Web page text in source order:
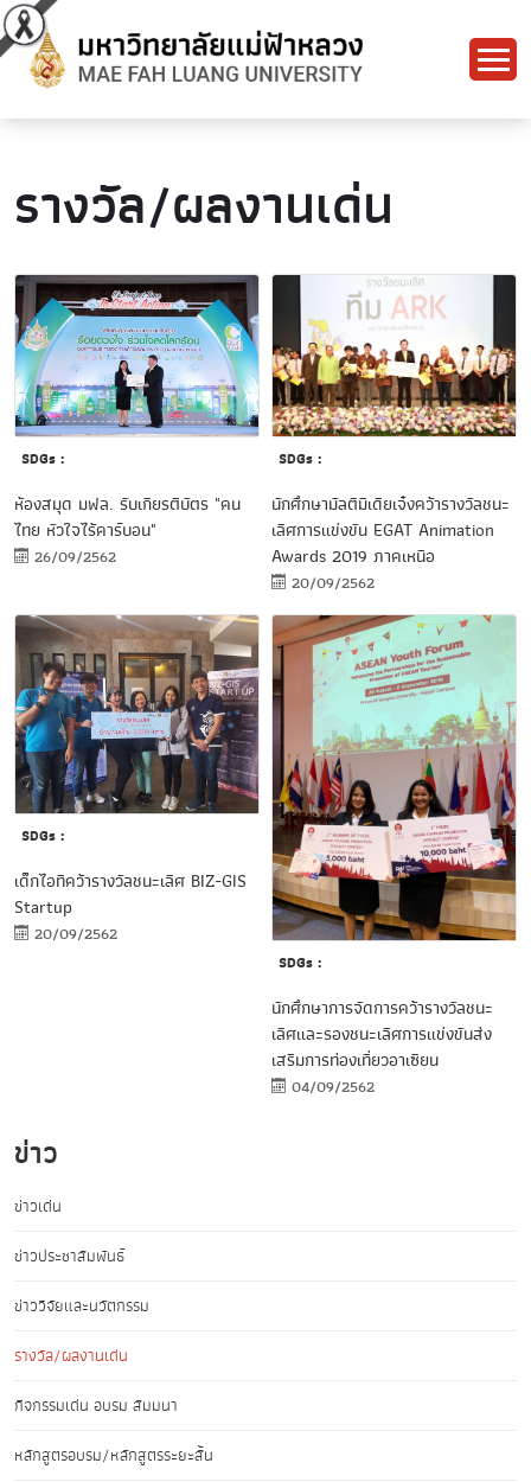
รางวัล/ผลงานเด่น
SDGs :
ห้องสมุด มฟล. รับเกียรติบัตร "คน
ไทย หัวใจไร้คาร์บอน"
26/09/2562
SDGs :
นักศึกษามัลติมีเดียเจ๋งคว้ารางวัลชนะ
เลิศการแข่งขัน EGAT Animation
Awards 2019 ภาคเหนือ
20/09/2562
SDGs :
เด็กไอทีคว้ารางวัลชนะเลิศ BIZ-GIS
Startup
20/09/2562
SDGs :
นักศึกษาการจัดการคว้ารางวัลชนะ
เลิศและรองชนะเลิศการแข่งขันส่ง
เสริมการท่องเที่ยวอาเซียน
04/09/2562
ข่าว
ข่าวเด่น
ข่าวประชาสัมพันธ์
ข่าววิจัยและนวัตกรรม
รางวัล/ผลงานเด่น
กิจกรรมเด่น อบรม สัมมนา
หลักสูตรอบรม/หลักสูตรระยะสั้น